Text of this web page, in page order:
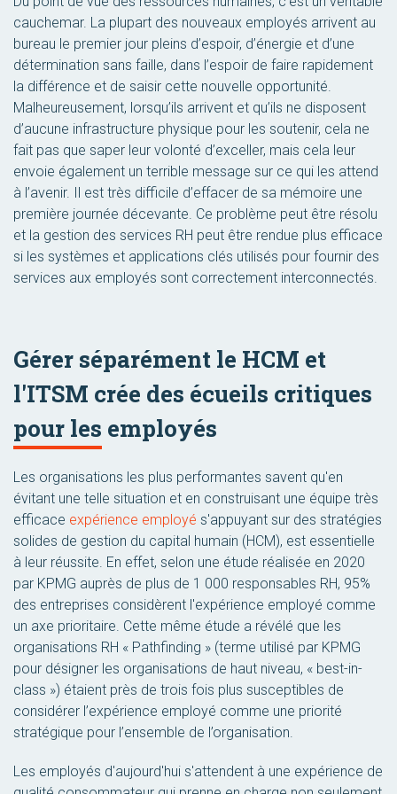
cauchemar. La plupart des nouveaux employés arrivent au
bureau le premier jour pleins d’espoir, d’énergie et d’une
détermination sans faille, dans l’espoir de faire rapidement
la différence et de saisir cette nouvelle opportunité.
Malheureusement, lorsqu’ils arrivent et qu’ils ne disposent
d’aucune infrastructure physique pour les soutenir, cela ne
fait pas que saper leur volonté d’exceller, mais cela leur
envoie également un terrible message sur ce qui les attend
à l’avenir. Il est très difficile d’effacer de sa mémoire une
première journée décevante. Ce problème peut être résolu
et la gestion des services RH peut être rendue plus efficace
si les systèmes et applications clés utilisés pour fournir des
services aux employés sont correctement interconnectés.
Gérer séparément le HCM et
l'ITSM crée des écueils critiques
pour les employés
Les organisations les plus performantes savent qu'en
évitant une telle situation et en construisant une équipe très
efficace expérience employé s'appuyant sur des stratégies
solides de gestion du capital humain (HCM), est essentielle
à leur réussite. En effet, selon une étude réalisée en 2020
par KPMG auprès de plus de 1 000 responsables RH, 95%
des entreprises considèrent l'expérience employé comme
un axe prioritaire. Cette même étude a révélé que les
organisations RH « Pathfinding » (terme utilisé par KPMG
pour désigner les organisations de haut niveau, « best-in-
class ») étaient près de trois fois plus susceptibles de
considérer l’expérience employé comme une priorité
stratégique pour l’ensemble de l’organisation.
Les employés d'aujourd'hui s'attendent à une expérience de